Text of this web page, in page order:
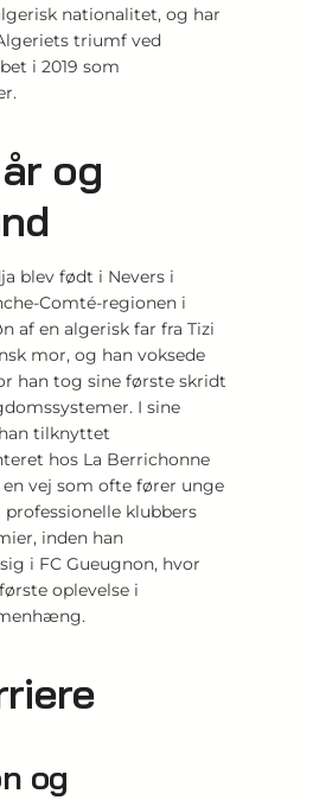
nationalitet, og har
triumf ved
i 2019 som
og
blev født i Nevers i
Comté-regionen i
af en algerisk far fra Tizi
mor, og han voksede
han tog sine første skridt
I sine
tilknyttet
hos La Berrichonne
en vej som ofte fører unge
klubbers
inden han
i FC Gueugnon, hvor
oplevelse i
og